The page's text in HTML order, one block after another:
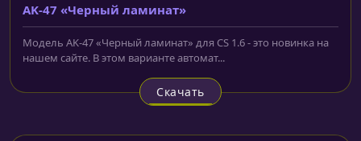
AK-47 «Черный ламинат»
Модель AK-47 «Черный ламинат» для CS 1.6 - это новинка на
нашем сайте. В этом варианте автомат...
Скачать